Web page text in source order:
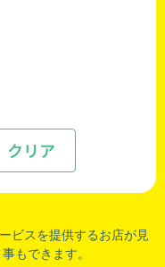
クリア
ビスを提供するお店が見
もできます。